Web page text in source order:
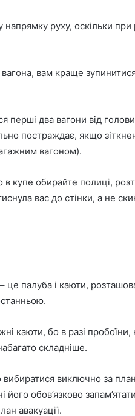
напрямку руху, оскільки
вам краще
два вагони від голови
постраждає, якщо
вагоном).
купе обирайте полиці,
вас до стінки, а не
це палуба і каюти,
каюти, бо в разі
складніше.
вибиратися виключно за
обов’язково
авакуації.